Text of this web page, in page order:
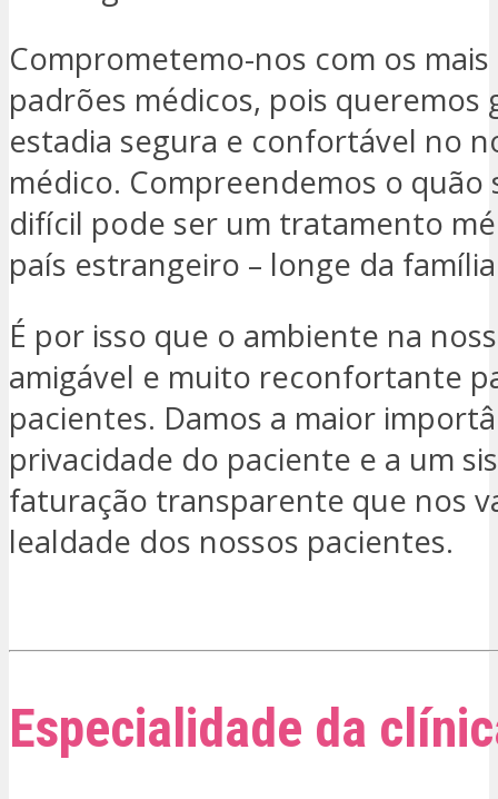
Comprometemo-nos com os
padrões médicos, pois queremos
estadia segura e confortável no
médico. Compreendemos o quão
difícil pode ser um tratamento
país estrangeiro – longe da
É por isso que o ambiente na
amigável e muito reconfortante
pacientes. Damos a maior
privacidade do paciente e a um
faturação transparente que nos
lealdade dos nossos pacientes.
Especialidade da